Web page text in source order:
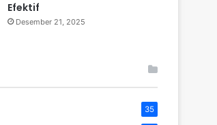
Efektif
Desember 21, 2025
35